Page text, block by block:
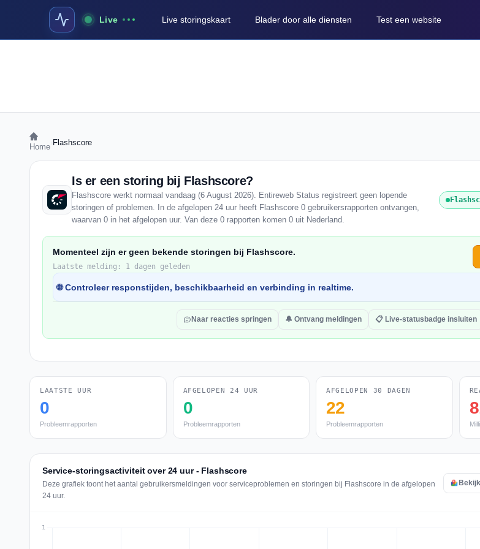
Live Live storingskaart Blader door alle diensten Test een website
Home Flashscore
Is er een storing bij Flashscore?
Flashscore werkt normaal vandaag (6 August 2026). Entireweb Status registreert geen lopende
storingen of problemen. In de afgelopen 24 uur heeft Flashscore 0 gebruikersrapporten ontvangen,
waarvan 0 in het afgelopen uur. Van deze 0 rapporten komen 0 uit Nederland.
Momenteel zijn er geen bekende storingen bij Flashscore.
Laatste melding: 1 dagen geleden
🌐 Controleer responstijden, beschikbaarheid en verbinding in realtime.
Naar reacties springen 🔔 Ontvang meldingen 📋 Live-statusbadge insluiten
LAATSTE UUR
0
Probleemrapporten
AFGELOPEN 24 UUR
0
Probleemrapporten
AFGELOPEN 30 DAGEN
22
Probleemrapporten
Service-storingsactiviteit over 24 uur - Flashscore
Deze grafiek toont het aantal gebruikersmeldingen voor serviceproblemen en storingen bij Flashscore in de afgelopen
24 uur.